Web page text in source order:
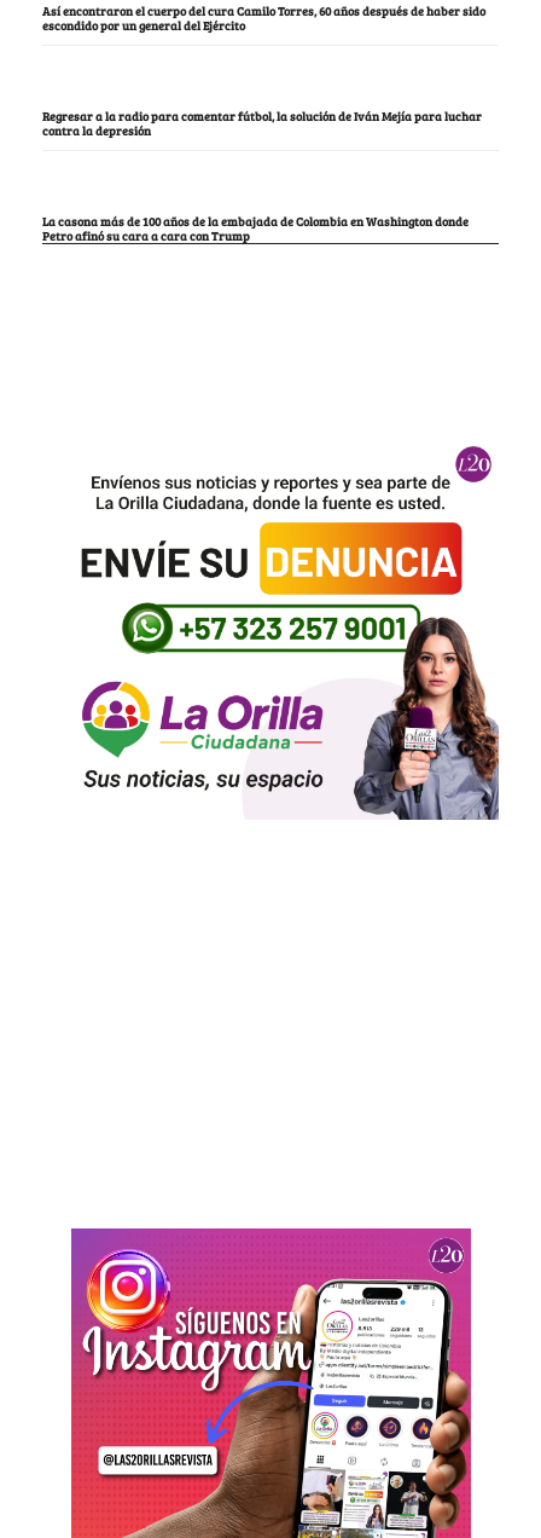
Así encontraron el cuerpo del cura Camilo Torres, 60 años después de haber sido
escondido por un general del Ejército
Regresar a la radio para comentar fútbol, la solución de Iván Mejía para luchar
contra la depresión
La casona más de 100 años de la embajada de Colombia en Washington donde
Petro afinó su cara a cara con Trump